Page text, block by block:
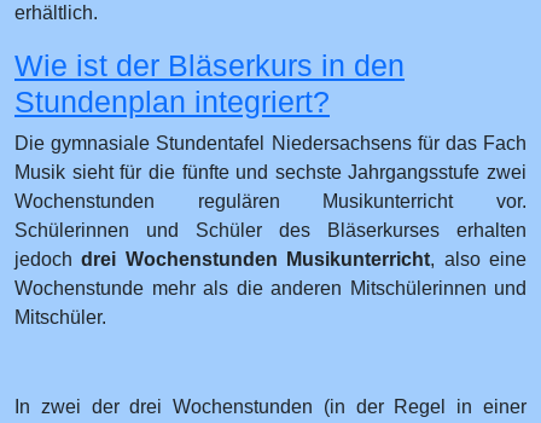
erhältlich.
Wie ist der Bläserkurs in den
Stundenplan integriert?
Die gymnasiale Stundentafel Niedersachsens für das Fach
Musik sieht für die fünfte und sechste Jahrgangsstufe zwei
Wochenstunden regulären Musikunterricht vor.
Schülerinnen und Schüler des Bläserkurses erhalten
jedochdrei Wochenstunden Musikunterricht, also eine
Wochenstunde mehr als die anderen Mitschülerinnen und
Mitschüler.
In zwei der drei Wochenstunden (in der Regel in einer